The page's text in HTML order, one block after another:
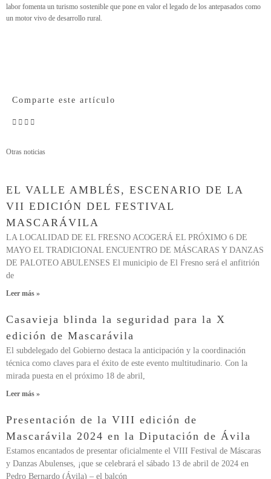
labor fomenta un turismo sostenible que pone en valor el legado de los antepasados como
un motor vivo de desarrollo rural.
Comparte este artículo
Otras noticias
EL VALLE AMBLÉS, ESCENARIO DE LA
VII EDICIÓN DEL FESTIVAL
MASCARÁVILA
LA LOCALIDAD DE EL FRESNO ACOGERÁ EL PRÓXIMO 6 DE
MAYO EL TRADICIONAL ENCUENTRO DE MÁSCARAS Y DANZAS
DE PALOTEO ABULENSES El municipio de El Fresno será el anfitrión
de
Leer más »
Casavieja blinda la seguridad para la X
edición de Mascarávila
El subdelegado del Gobierno destaca la anticipación y la coordinación
técnica como claves para el éxito de este evento multitudinario. Con la
mirada puesta en el próximo 18 de abril,
Leer más »
Presentación de la VIII edición de
Mascarávila 2024 en la Diputación de Ávila
Estamos encantados de presentar oficialmente el VIII Festival de Máscaras
y Danzas Abulenses, ¡que se celebrará el sábado 13 de abril de 2024 en
Pedro Bernardo (Ávila) – el balcón